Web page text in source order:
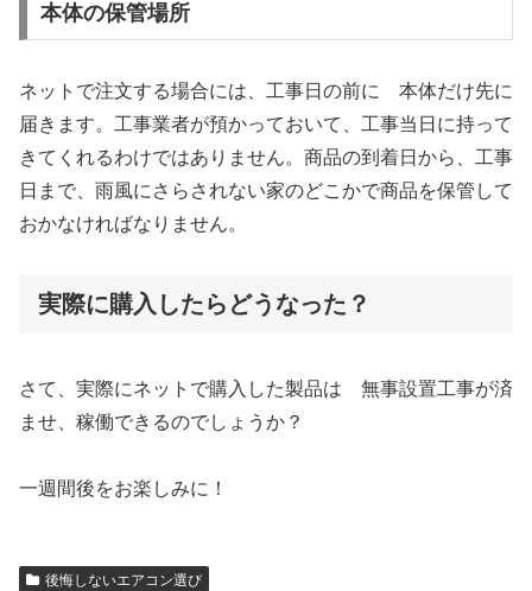
本体の保管場所
ネットで注文する場合には、工事日の前に 本体だけ先に
届きます。工事業者が預かっておいて、工事当日に持って
きてくれるわけではありません。商品の到着日から、工事
日まで、雨風にさらされない家のどこかで商品を保管して
おかなければなりません。
実際に購入したらどうなった？
さて、実際にネットで購入した製品は 無事設置工事が済
ませ、稼働できるのでしょうか？
一週間後をお楽しみに！
後悔しないエアコン選び